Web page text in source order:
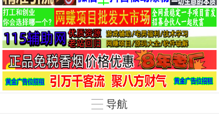
导航